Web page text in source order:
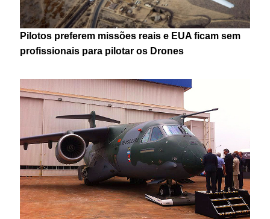
Pilotos preferem missões reais e EUA ficam sem
profissionais para pilotar os Drones